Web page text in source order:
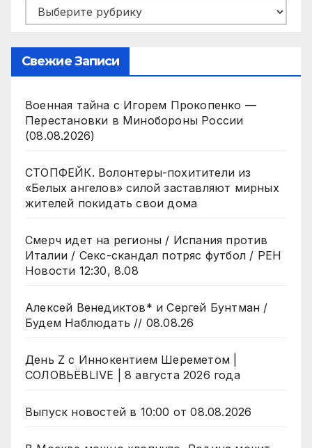
Рубрики
Свежие Записи
Военная тайна с Игорем Прокопенко —
Перестановки в Минобороны России
(08.08.2026)
СТОПФЕЙК. Волонтеры-похитители из
«Белых ангелов» силой заставляют мирных
жителей покидать свои дома
Смерч идет на регионы / Испания против
Италии / Секс-скандал потряс футбол / РЕН
Новости 12:30, 8.08
Алексей Венедиктов* и Сергей Бунтман /
Будем Наблюдать // 08.08.26
День Z с Иннокентием Шереметом |
СОЛОВЬЁВLIVE | 8 августа 2026 года
Выпуск новостей в 10:00 от 08.08.2026